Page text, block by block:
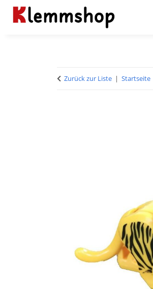
Zurück zur Liste Startseite